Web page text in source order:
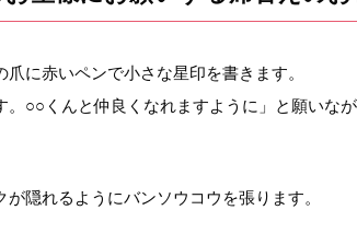
に赤いペンで小さな星印を書きます。
。○○くんと仲良くなれますように」と願いな
隠れるようにバンソウコウを張ります。